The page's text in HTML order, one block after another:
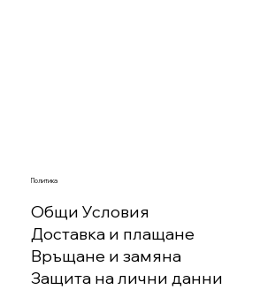
Политика
Общи Условия
Доставка и плащане
Връщане и замяна
Защита на лични данни